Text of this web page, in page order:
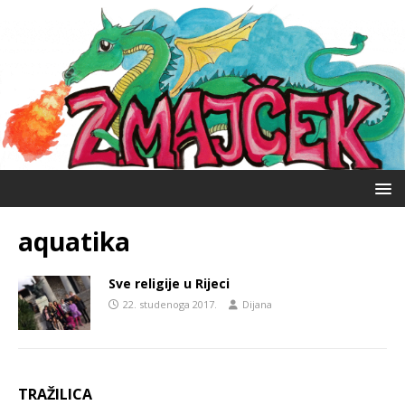
aquatika
Sve religije u Rijeci
22. studenoga 2017. Dijana
TRAŽILICA